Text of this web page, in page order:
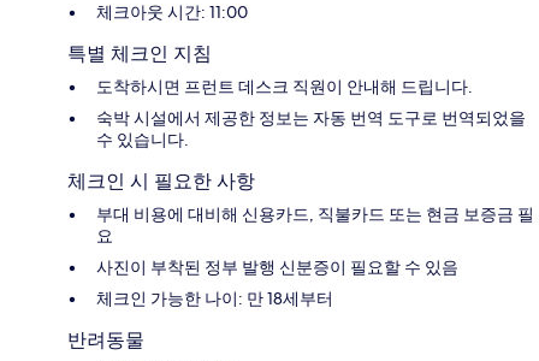
체크아웃 시간: 11:00
특별 체크인 지침
도착하시면 프런트 데스크 직원이 안내해 드립니다.
숙박 시설에서 제공한 정보는 자동 번역 도구로 번역되었을
수 있습니다.
체크인 시 필요한 사항
부대 비용에 대비해 신용카드, 직불카드 또는 현금 보증금 필
요
사진이 부착된 정부 발행 신분증이 필요할 수 있음
체크인 가능한 나이: 만 18세부터
반려동물